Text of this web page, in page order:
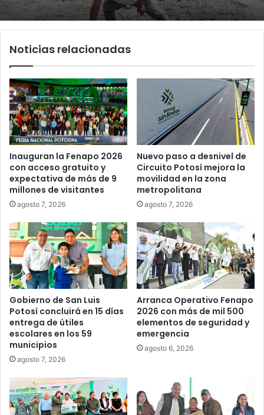
Noticias relacionadas
Inauguran la Fenapo 2026
con acceso gratuito y
expectativa de más de 9
millones de visitantes
agosto 7, 2026
Nuevo paso a desnivel de
Circuito Potosí mejora la
movilidad en la zona
metropolitana
agosto 7, 2026
Gobierno de San Luis
Potosí concluirá en 15 días
entrega de útiles
escolares en los 59
municipios
agosto 7, 2026
Arranca Operativo Fenapo
2026 con más de mil 500
elementos de seguridad y
emergencia
agosto 6, 2026